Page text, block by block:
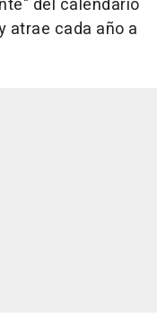
del calendario
atrae cada año a